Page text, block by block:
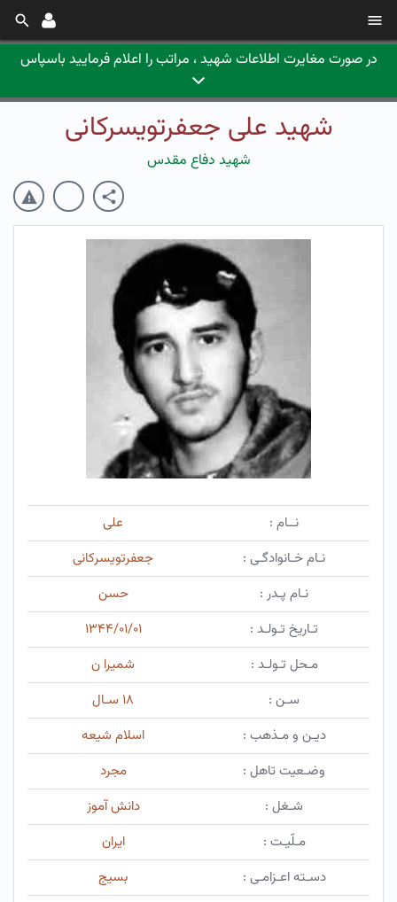
در صورت مغایرت اطلاعات شهید ، مراتب را اعلام فرمایید باسپاس
شهید علی جعفرتویسرکانی
شهید دفاع مقدس
نــام :
علی
نـام خـانوادگـی :
جعفرتویسرکانی
نـام پـدر :
حسن
تـاریخ تـولـد :
۱۳۴۴/۰۱/۰۱
مـحل تـولـد :
شمیرا ن
سـن :
۱۸ سـال
دیـن و مـذهب :
اسلام شیعه
وضـعیت تاهل :
مجرد
شـغل :
دانش آموز
مـلّیـت :
ایران
دسـته اعـزامـی :
بسیج